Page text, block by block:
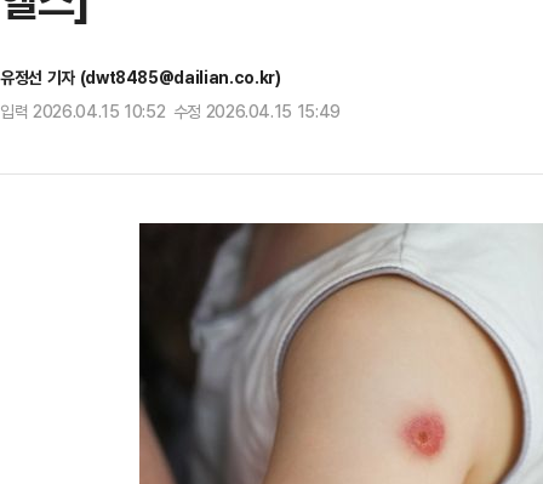
유정선 기자 (dwt8485@dailian.co.kr)
입력 2026.04.15 10:52 수정 2026.04.15 15:49